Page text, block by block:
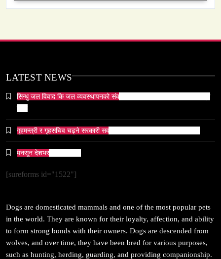
ओली र लेखक पक्राउ परेपछि गृहमन्त्रीको प्रतिक्रिया ‘यो
May 6, 2024
जनकपुर सहित तराई मधेसका विभिन्न स्थानहरूमा पर्व छठ
May 6, 2024
LATEST NEWS
सिन्धु जल विवाद कि जल व्यवस्थापनको संकट? पाकिस्तानको पानी संकटको भित्री
गृहमन्त्री र गृहसचिव चढ्ने सरकारी सवारीसाधनबाट समेत कालो सिसा हटाइयो
मनसून देशभर प्रवेश गर्दै ।
[sureforms id="1522"]
Dogs are domesticated mammals and one of the most popular pets
in the world. They are known for their loyalty, affection, and ability
to form strong bonds with their owners. Dogs are descended from
wolves, and over time, they have been bred for various purposes,
such as hunting, herding, guarding, and providing companionship.